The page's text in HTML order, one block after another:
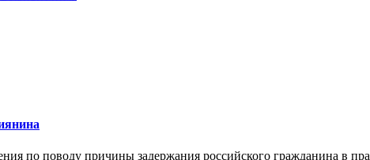
по поводу причины задержания российского гражданина в